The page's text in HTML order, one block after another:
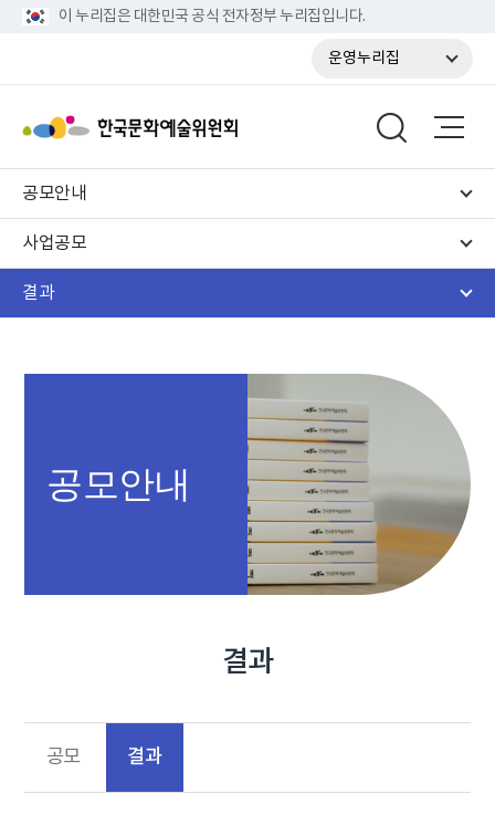
이 누리집은 대한민국 공식 전자정부 누리집입니다.
운영누리집
공모안내
사업공모
결과
공모안내
결과
공모 결과